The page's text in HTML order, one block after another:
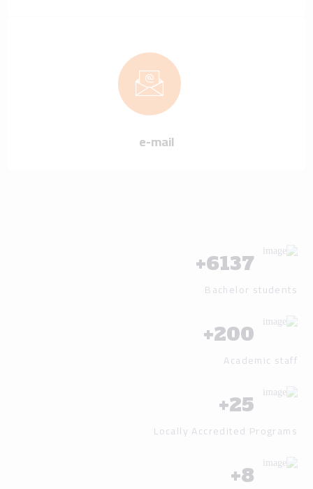
e-mail
6137
+
Bachelor students
200
+
Academic staff
25
+
Locally Accredited Programs
8
+